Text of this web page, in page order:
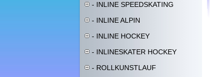
- INLINE SPEEDSKATING
- INLINE ALPIN
- INLINE HOCKEY
- INLINESKATER HOCKEY
- ROLLKUNSTLAUF